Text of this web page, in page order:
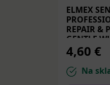
ELMEX
REPAIR &
GENTLE
zubná
4,60 €
Na